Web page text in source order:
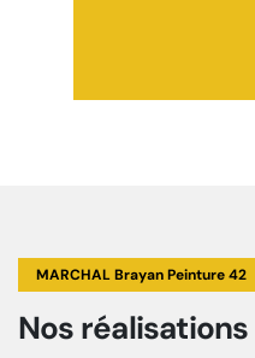
MARCHAL Brayan Peinture 42
Nos réalisations